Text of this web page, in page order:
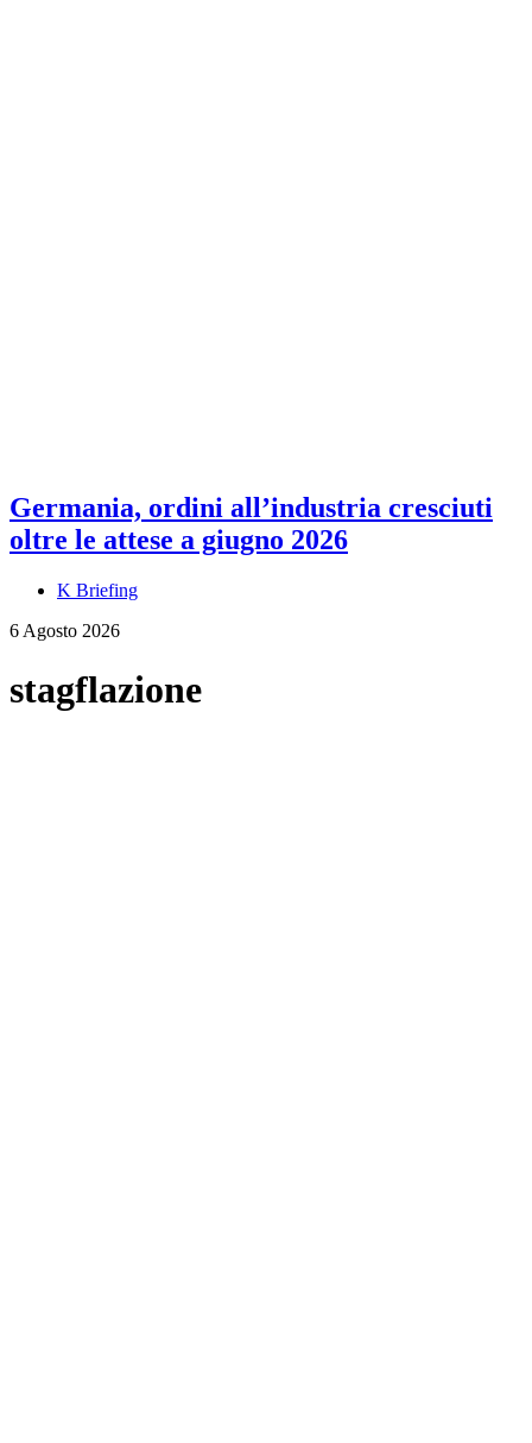
Germania, ordini all’industria cresciuti
oltre le attese a giugno 2026
K Briefing
6 Agosto 2026
stagflazione